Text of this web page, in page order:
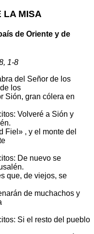
LA MISA
de Oriente y de
1-8
del Señor de los
los
Sión, gran cólera en
Volveré a Sión y
Fiel» , y el monte del
De nuevo se
que, de viejos, se
de muchachos y
Si el resto del pueblo